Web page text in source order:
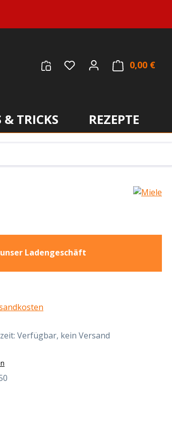
Du hast 0 Produkte
0,00 €
& TRICKS REZEPTE
Ladengeschäft
Verfügbar, kein Versand